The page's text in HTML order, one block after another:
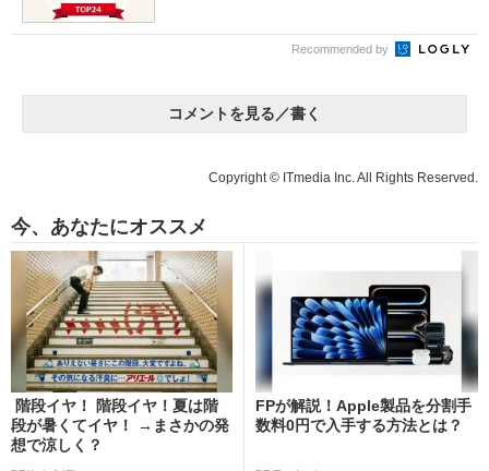
Recommended by
コメントを見る／書く
Copyright © ITmedia Inc. All Rights Reserved.
今、あなたにオススメ
階段イヤ！ 階段イヤ！夏は階
段が暑くてイヤ！ →まさかの発
想で涼しく？
FPが解説！Apple製品を分割手
数料0円で入手する方法とは？